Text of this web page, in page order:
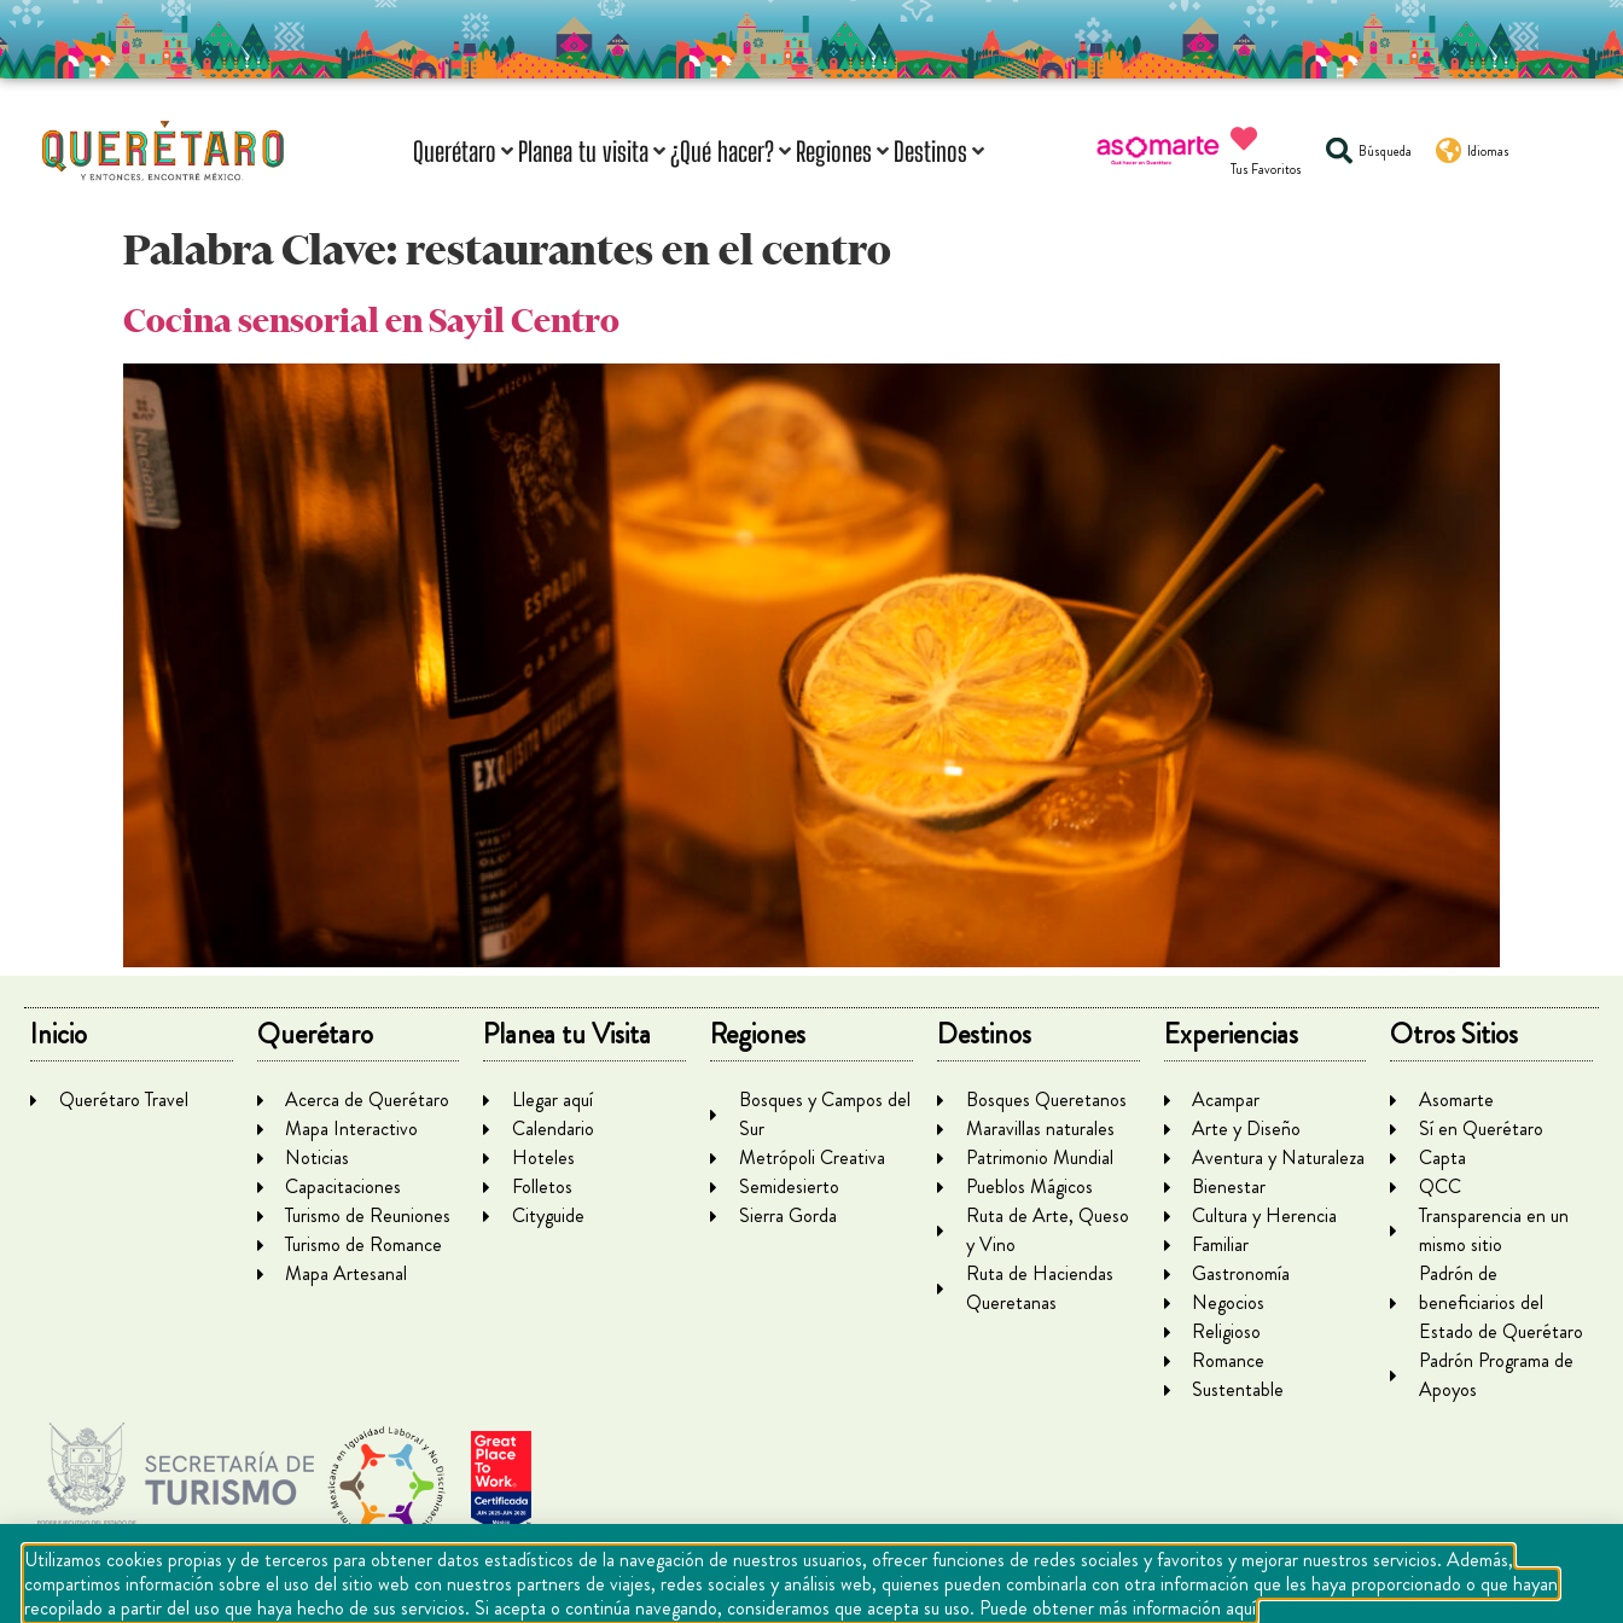
Querétaro Planea tu visita ¿Qué hacer? Regiones Destinos
Tus Favoritos
Búsqueda Idiomas
Palabra Clave:restaurantes en el centro
Cocina sensorial en Sayil Centro
Inicio
Querétaro Travel
Querétaro
Acerca de Querétaro
Mapa Interactivo
Noticias
Capacitaciones
Turismo de Reuniones
Turismo de Romance
Mapa Artesanal
Planea tu Visita
Llegar aquí
Calendario
Hoteles
Folletos
Cityguide
Regiones
Bosques y Campos del
Sur
Metrópoli Creativa
Semidesierto
Sierra Gorda
Destinos
Bosques Queretanos
Maravillas naturales
Patrimonio Mundial
Pueblos Mágicos
Ruta de Arte, Queso
y Vino
Ruta de Haciendas
Queretanas
Experiencias
Acampar
Arte y Diseño
Aventura y Naturaleza
Bienestar
Cultura y Herencia
Familiar
Gastronomía
Negocios
Religioso
Romance
Sustentable
Otros Sitios
Asomarte
Sí en Querétaro
Capta
QCC
Transparencia en un
mismo sitio
Padrón de
beneficiarios del
Estado de Querétaro
Padrón Programa de
Apoyos
Utilizamos cookies propias y de terceros para obtener datos estadísticos de la navegación de nuestros usuarios, ofrecer funciones de redes sociales y favoritos y mejorar nuestros servicios. Además,
compartimos información sobre el uso del sitio web con nuestros partners de viajes, redes sociales y análisis web, quienes pueden combinarla con otra información que les haya proporcionado o que hayan
recopilado a partir del uso que haya hecho de sus servicios. Si acepta o continúa navegando, consideramos que acepta su uso. Puede obtener más información aquí